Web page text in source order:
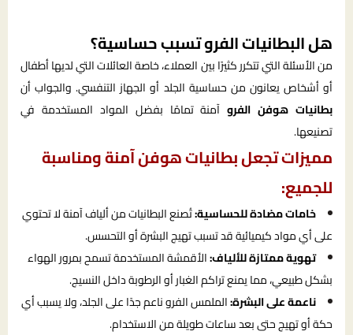
هل البطانيات الفرو تسبب حساسية؟
من الأسئلة التي تتكرر كثيرًا بين العملاء، خاصة العائلات التي لديها أطفال
أو أشخاص يعانون من حساسية الجلد أو الجهاز التنفسي. والجواب أن
بطانيات هوفن الفروآمنة تمامًا بفضل المواد المستخدمة في
تصنيعها.
مميزات تجعل بطانيات هوفن آمنة ومناسبة
للجميع:
خامات مضادة للحساسية:تُصنع البطانيات من ألياف آمنة لا تحتوي
على أي مواد كيميائية قد تسبب تهيج البشرة أو التحسس.
تهوية ممتازة للألياف:الأقمشة المستخدمة تسمح بمرور الهواء
بشكل طبيعي، مما يمنع تراكم الغبار أو الرطوبة داخل النسيج.
ناعمة على البشرة:الملمس الفرو ناعم جدًا على الجلد، ولا يسبب أي
حكة أو تهيج حتى بعد ساعات طويلة من الاستخدام.